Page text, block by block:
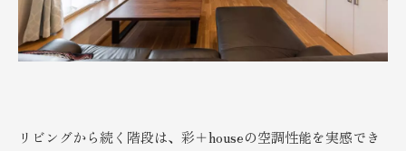
リビングから続く階段は、彩＋houseの空調性能を実感でき